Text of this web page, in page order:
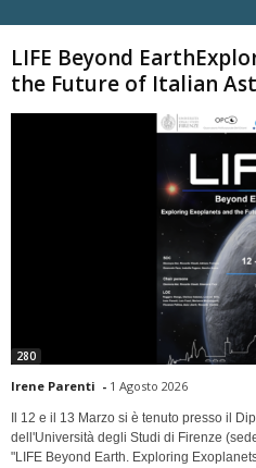
LIFE Beyond
the Future of Italian
280
Irene Parenti - 1 Agosto 2026
Il 12 e il 13 Marzo si è tenuto presso il
dell'Università degli Studi di Firenze
"LIFE Beyond Earth. Exploring